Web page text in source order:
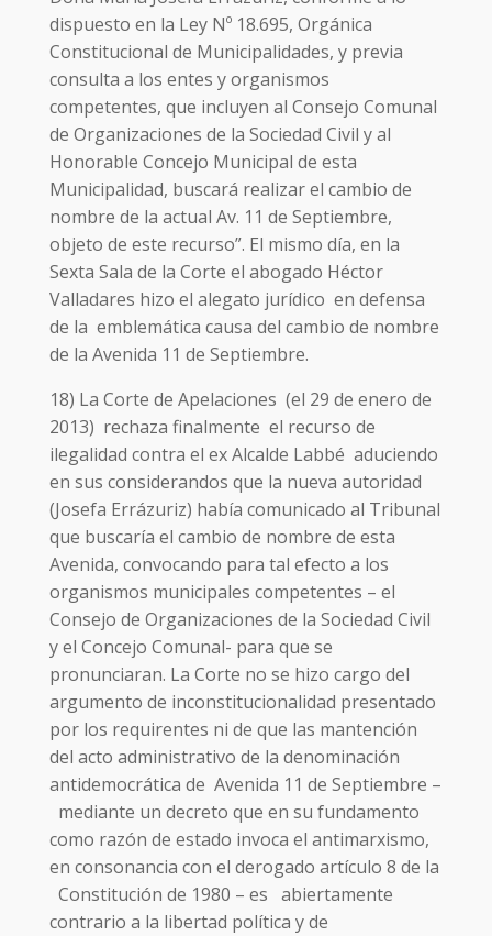
dispuesto en la Ley Nº 18.695, Orgánica
Constitucional de Municipalidades, y previa
consulta a los entes y organismos
competentes, que incluyen al Consejo Comunal
de Organizaciones de la Sociedad Civil y al
Honorable Concejo Municipal de esta
Municipalidad, buscará realizar el cambio de
nombre de la actual Av. 11 de Septiembre,
objeto de este recurso”. El mismo día, en la
Sexta Sala de la Corte el abogado Héctor
Valladares hizo el alegato jurídico en defensa
de la emblemática causa del cambio de nombre
de la Avenida 11 de Septiembre.
18) La Corte de Apelaciones (el 29 de enero de
2013) rechaza finalmente el recurso de
ilegalidad contra el ex Alcalde Labbé aduciendo
en sus considerandos que la nueva autoridad
(Josefa Errázuriz) había comunicado al Tribunal
que buscaría el cambio de nombre de esta
Avenida, convocando para tal efecto a los
organismos municipales competentes – el
Consejo de Organizaciones de la Sociedad Civil
y el Concejo Comunal- para que se
pronunciaran. La Corte no se hizo cargo del
argumento de inconstitucionalidad presentado
por los requirentes ni de que las mantención
del acto administrativo de la denominación
antidemocrática de Avenida 11 de Septiembre –
mediante un decreto que en su fundamento
como razón de estado invoca el antimarxismo,
en consonancia con el derogado artículo 8 de la
Constitución de 1980 – es abiertamente
contrario a la libertad política y de